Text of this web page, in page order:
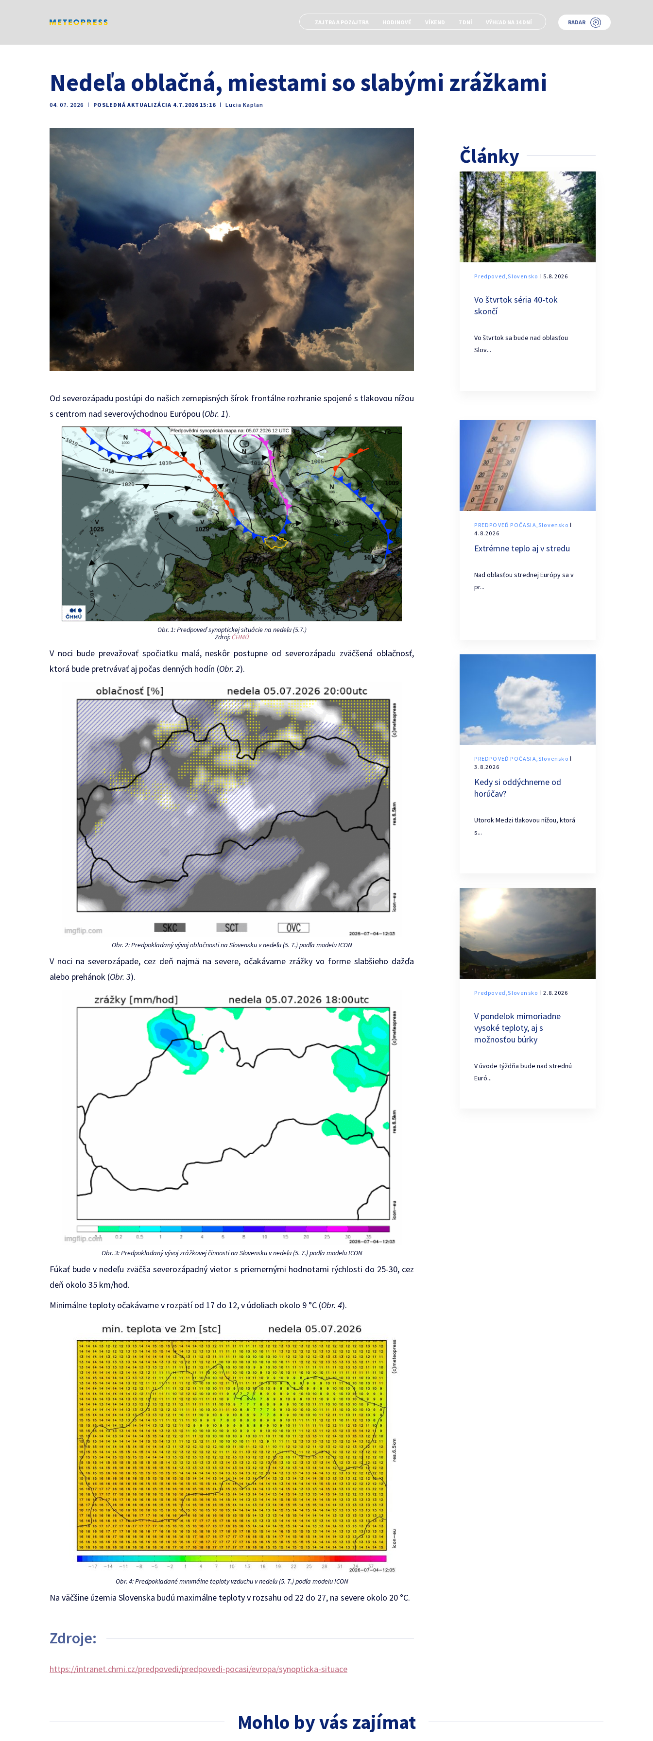
ZAJTRA A POZAJTRA HODINOVÉ VÍKEND 7 DNÍ VÝHĽAD NA 14 DNÍ RADAR
Nedeľa oblačná, miestami so slabými zrážkami
04. 07. 2026 ǀ POSLEDNÁ AKTUALIZÁCIA 4.7.2026 15:16 ǀ Lucia Kaplan
Od severozápadu postúpi do našich zemepisných šírok frontálne rozhranie spojené s tlakovou nížou
s centrom nad severovýchodnou Európou (Obr. 1).
Obr. 1: Predpoveď synoptickej situácie na nedeľu (5.7.)
Zdroj:ČHMÚ
V noci bude prevažovať spočiatku malá, neskôr postupne od severozápadu zväčšená oblačnosť,
ktorá bude pretrvávať aj počas denných hodín (Obr. 2).
Obr. 2: Predpokladaný vývoj oblačnosti na Slovensku v nedeľu (5. 7.) podľa modelu ICON
V noci na severozápade, cez deň najmä na severe, očakávame zrážky vo forme slabšieho dažďa
alebo prehánok (Obr. 3).
Obr. 3: Predpokladaný vývoj zrážkovej činnosti na Slovensku v nedeľu (5. 7.) podľa modelu ICON
Fúkať bude v nedeľu zväčša severozápadný vietor s priemernými hodnotami rýchlosti do 25-30, cez
deň okolo 35 km/hod.
Minimálne teploty očakávame v rozpätí od 17 do 12, v údoliach okolo 9 °C (Obr. 4).
Obr. 4: Predpokladané minimálne teploty vzduchu v nedeľu (5. 7.) podľa modelu ICON
Na väčšine územia Slovenska budú maximálne teploty v rozsahu od 22 do 27, na severe okolo 20 °C.
Zdroje:
https://intranet.chmi.cz/predpovedi/predpovedi-pocasi/evropa/synopticka-situace
Články
Predpoveď,Slovensko ǀ 5.8.2026
Vo štvrtok séria 40-tok
skončí
Vo štvrtok sa bude nad oblasťou
Slov...
PREDPOVEĎ POČASIA,Slovensko ǀ
4.8.2026
Extrémne teplo aj v stredu
Nad oblasťou strednej Európy sa v
pr...
PREDPOVEĎ POČASIA,Slovensko ǀ
3.8.2026
Kedy si oddýchneme od
horúčav?
Utorok Medzi tlakovou nížou, ktorá
s...
Predpoveď,Slovensko ǀ 2.8.2026
V pondelok mimoriadne
vysoké teploty, aj s
možnosťou búrky
V úvode týždňa bude nad strednú
Euró...
Mohlo by vás zajímat